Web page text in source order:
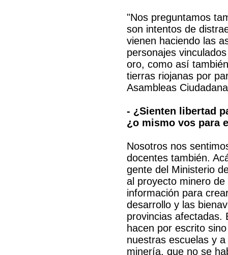
"Nos preguntamos
son intentos de
vienen haciendo las
personajes
oro, como así
tierras riojanas por
Asambleas
- ¿Sienten libertad
¿o mismo vos para
Nosotros nos
docentes también.
gente del Ministerio
al proyecto minero
información para
desarrollo y las
provincias afectadas.
hacen por escrito
nuestras escuelas y
minería, que no se